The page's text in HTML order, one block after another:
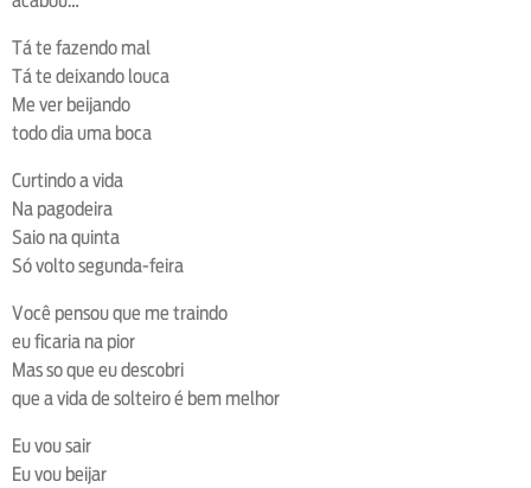
Tá te fazendo mal
Tá te deixando louca
Me ver beijando
todo dia uma boca
Curtindo a vida
Na pagodeira
Saio na quinta
Só volto segunda-feira
Você pensou que me traindo
eu ficaria na pior
Mas so que eu descobri
que a vida de solteiro é bem melhor
Eu vou sair
Eu vou beijar